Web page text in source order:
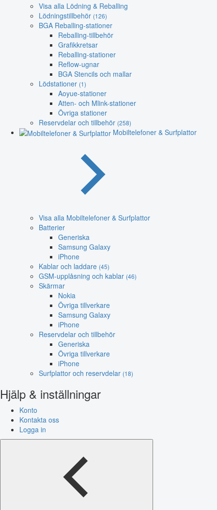
Visa alla Lödning & Reballing
Lödningstillbehör (126)
BGA Reballing-stationer
Reballing-tillbehör
Grafikkretsar
Reballing-stationer
Reflow-ugnar
BGA Stencils och mallar
Lödstationer (1)
Aoyue-stationer
Atten- och Mlink-stationer
Övriga stationer
Reservdelar och tillbehör (258)
Mobiltelefoner & Surfplattor
Visa alla Mobiltelefoner & Surfplattor
Batterier
Generiska
Samsung Galaxy
iPhone
Kablar och laddare (45)
GSM-upplåsning och kablar (46)
Skärmar
Nokia
Övriga tillverkare
Samsung Galaxy
iPhone
Reservdelar och tillbehör
Generiska
Övriga tillverkare
iPhone
Surfplattor och reservdelar (18)
Hjälp & inställningar
Konto
Kontakta oss
Logga in